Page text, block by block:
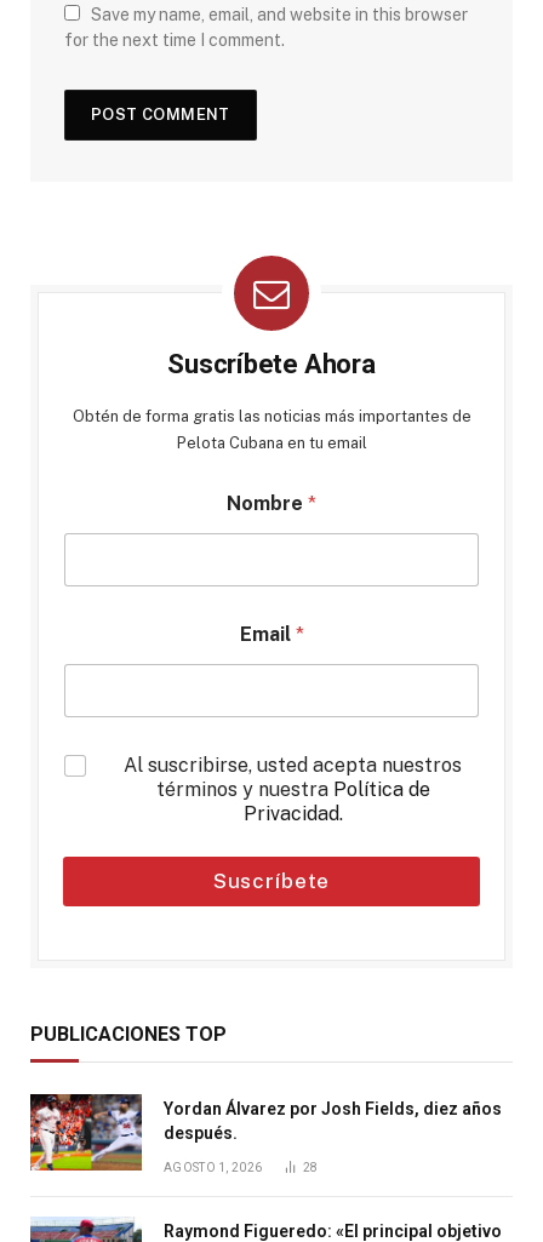
Save my name, email, and website in this browser
for the next time I comment.
Suscríbete Ahora
Obtén de forma gratis las noticias más importantes de
Pelota Cubana en tu email
Nombre *
Email *
*
Al suscribirse, usted acepta nuestros
términos y nuestra Política de
Privacidad.
Suscríbete
PUBLICACIONES TOP
Yordan Álvarez por Josh Fields, diez años
después.
AGOSTO 1, 2026 28
Raymond Figueredo: «El principal objetivo